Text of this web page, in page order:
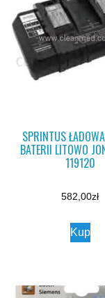
SPRINTUS
BATERII LITOWO
119120
582,00zł
Kup